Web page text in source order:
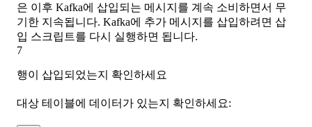
은 이후 Kafka에 삽입되는 메시지를 계속 소비하면서 무
기한 지속됩니다. Kafka에 추가 메시지를 삽입하려면 삽
입 스크립트를 다시 실행하면 됩니다.
7
행이 삽입되었는지 확인하세요
대상 테이블에 데이터가 있는지 확인하세요: